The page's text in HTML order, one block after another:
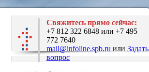
Свяжитесь прямо сейчас:
+7 812 322 6848 или +7 495
772 7640
mail@infoline.spb.ru или Задать
вопрос